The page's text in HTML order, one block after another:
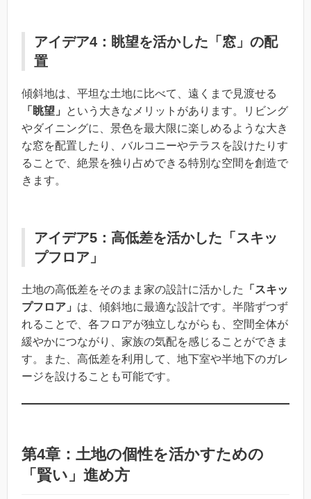
アイデア4：眺望を活かした「窓」の配
置
傾斜地は、平坦な土地に比べて、遠くまで見渡せる
「眺望」
という大きなメリットがあります。リビング
やダイニングに、景色を最大限に楽しめるような大き
な窓を配置したり、バルコニーやテラスを設けたりす
ることで、絶景を独り占めできる特別な空間を創造で
きます。
アイデア5：高低差を活かした「スキッ
プフロア」
土地の高低差をそのまま家の設計に活かした
「スキッ
プフロア」 は、傾斜地に最適な設計です。半階ずつず
れることで、各フロアが独立しながらも、空間全体が
緩やかにつながり、家族の気配を感じることができま
す。また、高低差を利用して、地下室や半地下のガレ
ージを設けることも可能です。
第4章：土地の個性を活かすための
「賢い」進め方